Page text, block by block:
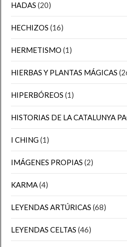
HADAS (20)
HECHIZOS (16)
HERMETISMO (1)
HIERBAS Y PLANTAS MÁGICAS
HIPERBÓREOS (1)
HISTORIAS DE LA CATALUNYA
I CHING(1)
IMÁGENES PROPIAS (2)
KARMA(4)
LEYENDAS ARTÚRICAS (68)
LEYENDAS CELTAS (46)